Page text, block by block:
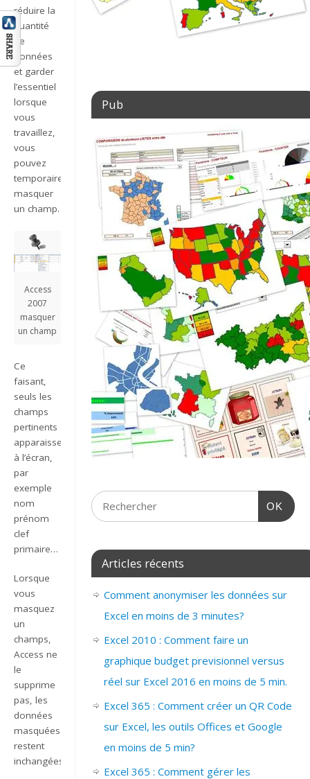
réduire la
quantité
de
données
et garder
l’essentiel
lorsque
vous
travaillez,
vous
pouvez
temporairement
masquer
un champ.
Access
2007
masquer
un champ
Ce
faisant,
seuls les
champs
pertinents
apparaissent
à l’écran,
par
exemple
nom
prénom
clef
primaire…
Lorsque
vous
masquez
un
champs,
Access ne
le
supprime
pas, les
données
masquées
restent
inchangées.
Pub
OK
Articles récents
Comment anonymiser les données sur
Excel en moins de 3 minutes?
Excel 2010 : Comment faire un
graphique budget previsionnel versus
réel sur Excel 2016 en moins de 5 min.
Excel 365 : Comment créer un QR Code
sur Excel, les outils Offices et Google
en moins de 5 min?
Excel 365 : Comment gérer les